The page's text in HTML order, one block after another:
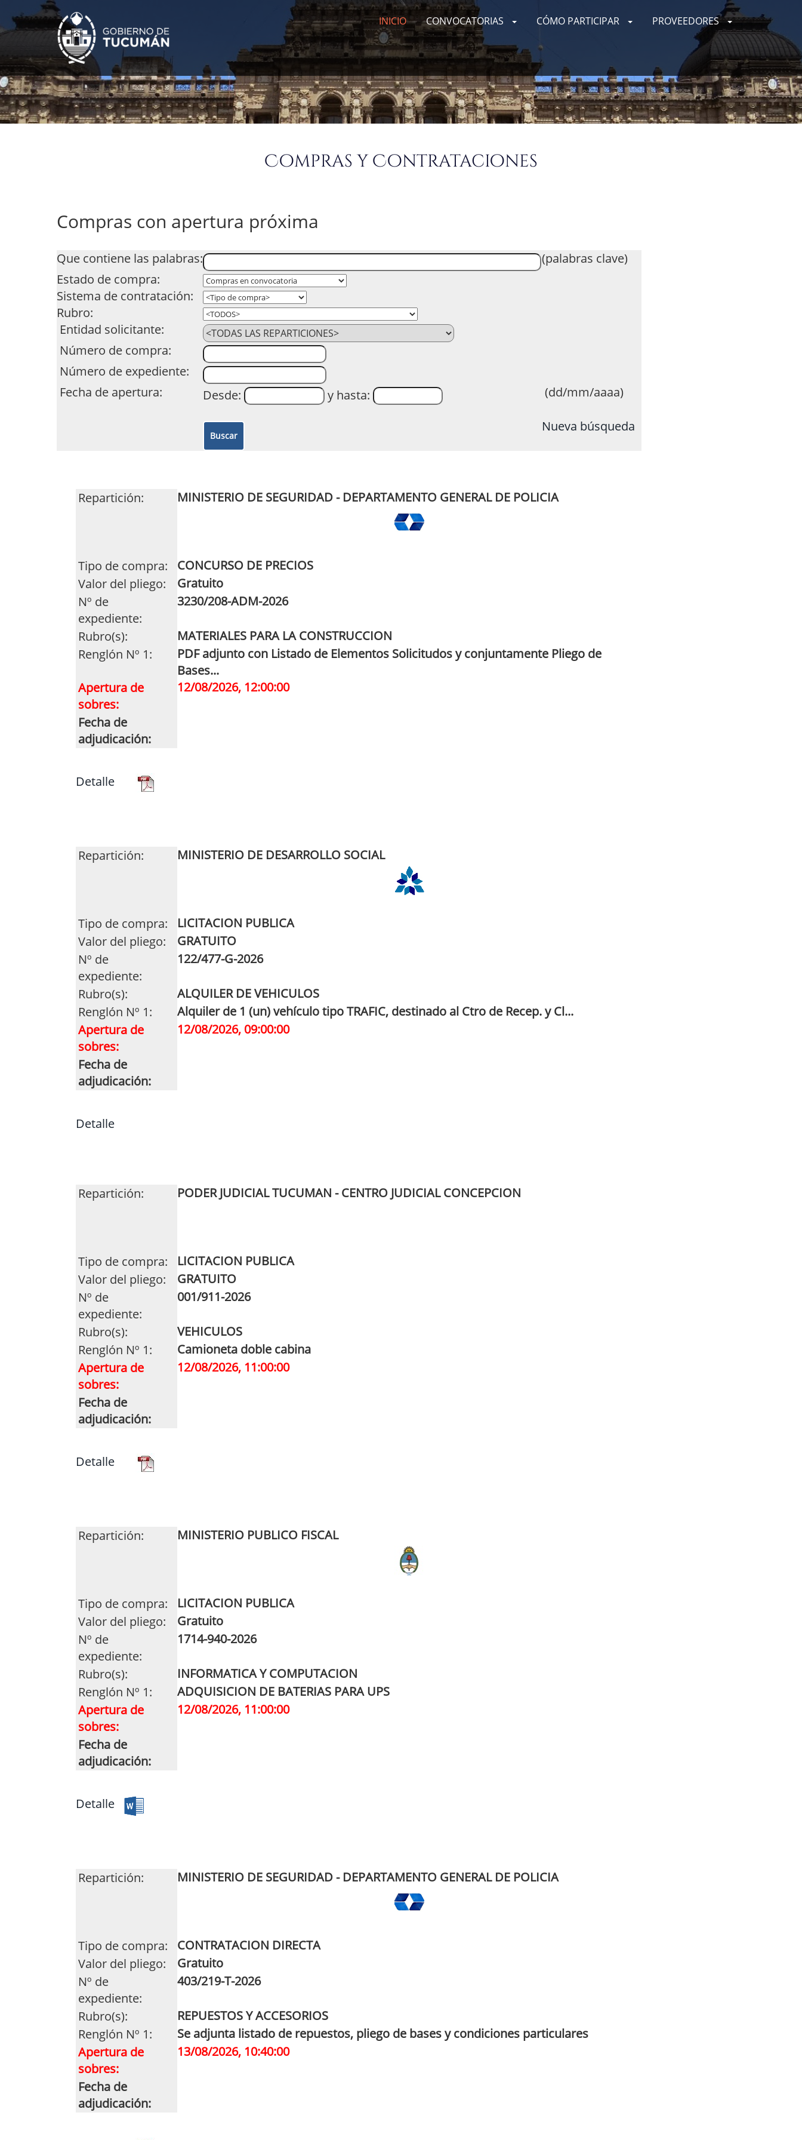
INICIO CONVOCATORIAS CÓMO PARTICIPAR PROVEEDORES
Compras y Contrataciones
Compras con apertura próxima
Que contiene las palabras:
(palabras clave)
Estado de compra:
Sistema de contratación:
Rubro:
Entidad solicitante:
Número de compra:
Número de expediente:
Fecha de apertura:
Desde: y hasta: (dd/mm/aaaa)
Nueva búsqueda
Repartición: MINISTERIO DE SEGURIDAD - DEPARTAMENTO GENERAL DE POLICIA
Tipo de compra:
CONCURSO DE PRECIOS
Valor del pliego:
Gratuito
Nº de
expediente:
3230/208-ADM-2026
Rubro(s):
MATERIALES PARA LA CONSTRUCCION
Renglón Nº 1:
PDF adjunto con Listado de Elementos Solicitudos y conjuntamente Pliego de
Bases...
Apertura de
sobres:
12/08/2026, 12:00:00
Fecha de
adjudicación:
Detalle
Repartición: MINISTERIO DE DESARROLLO SOCIAL
Tipo de compra:
LICITACION PUBLICA
Valor del pliego:
GRATUITO
Nº de
expediente:
122/477-G-2026
Rubro(s):
ALQUILER DE VEHICULOS
Renglón Nº 1:
Alquiler de 1 (un) vehículo tipo TRAFIC, destinado al Ctro de Recep. y Cl...
Apertura de
sobres:
12/08/2026, 09:00:00
Fecha de
adjudicación:
Detalle
Repartición: PODER JUDICIAL TUCUMAN - CENTRO JUDICIAL CONCEPCION
Tipo de compra:
LICITACION PUBLICA
Valor del pliego:
GRATUITO
Nº de
expediente:
001/911-2026
Rubro(s):
VEHICULOS
Renglón Nº 1:
Camioneta doble cabina
Apertura de
sobres:
12/08/2026, 11:00:00
Fecha de
adjudicación:
Detalle
Repartición: MINISTERIO PUBLICO FISCAL
Tipo de compra:
LICITACION PUBLICA
Valor del pliego:
Gratuito
Nº de
expediente:
1714-940-2026
Rubro(s):
INFORMATICA Y COMPUTACION
Renglón Nº 1:
ADQUISICION DE BATERIAS PARA UPS
Apertura de
sobres:
12/08/2026, 11:00:00
Fecha de
adjudicación:
Detalle
Repartición: MINISTERIO DE SEGURIDAD - DEPARTAMENTO GENERAL DE POLICIA
Tipo de compra:
CONTRATACION DIRECTA
Valor del pliego:
Gratuito
Nº de
expediente:
403/219-T-2026
Rubro(s):
REPUESTOS Y ACCESORIOS
Renglón Nº 1:
Se adjunta listado de repuestos, pliego de bases y condiciones particulares
Apertura de
sobres:
13/08/2026, 10:40:00
Fecha de
adjudicación: